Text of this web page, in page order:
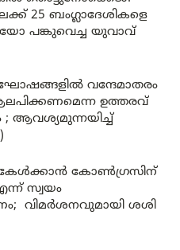
25 ബംഗ്ലാദേശികളെ
പങ്കുവെച്ച യുവാവ്
വന്ദേമാതരം
ഉത്തരവ്
; ആവശ്യമുന്നയിച്ച്
കേൾക്കാൻ കോൺഗ്രസിന്
സ്വയം
വിമർശനവുമായി ശശി